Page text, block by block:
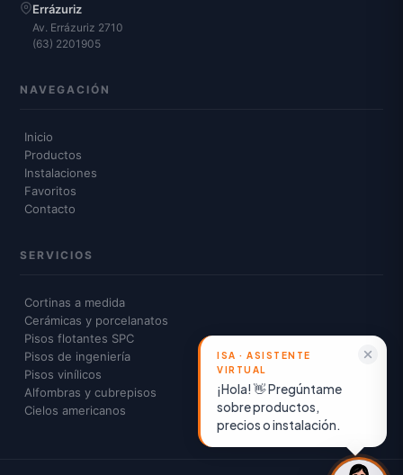
¡Hola! 👋 Pregúntame
sobre productos,
precios o instalación.
Errázuriz
Av. Errázuriz 2710
(63) 2201905
NAVEGACIÓN
Inicio
Productos
Instalaciones
Favoritos
Contacto
SERVICIOS
Cortinas a medida
Cerámicas y porcelanatos
Pisos flotantes SPC
Pisos de ingeniería
Pisos vinílicos
Alfombras y cubrepisos
Cielos americanos